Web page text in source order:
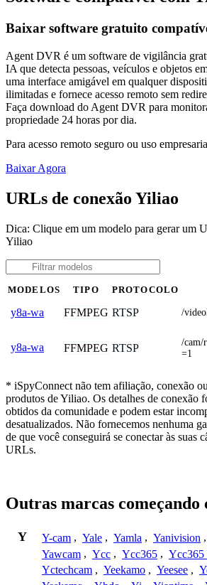
Baixar software gratuito
Agent DVR é um software de vigilância
IA que detecta pessoas, veículos e objetos
uma interface amigável em qualquer
ilimitadas e fornece acesso remoto sem
Faça download do Agent DVR para
propriedade 24 horas por dia.
Para acesso remoto seguro ou uso
Baixar Agora
URLs de conexão Yiliao
Dica: Clique em um modelo para gerar um
Yiliao
MODELOS TIPO PROTOCOLO
y8a-wa FFMPEG RTSP /
y8a-wa FFMPEG RTSP
/cam/
=1
* iSpyConnect não tem afiliação, conexão
produtos de Yiliao. Os detalhes de conexão
obtidos da comunidade e podem estar
desatualizados. Não fornecemos nenhuma
de que você conseguirá se conectar às suas
URLs.
Outras marcas
Y Y-cam , Yale , Yamla , Yanivision ,
Yawcam , Ycc , Ycc365 , Ycc365
Yctechcam , Yeekamo , Yeesee ,